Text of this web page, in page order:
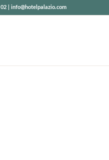
| info@hotelpalazio.com